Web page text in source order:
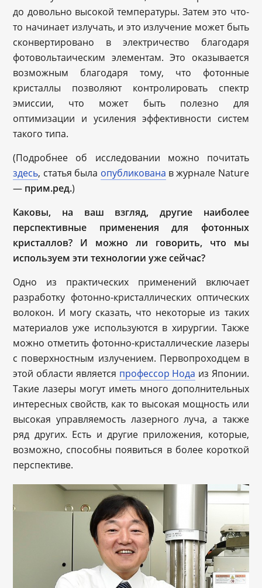
до довольно высокой температуры. Затем это что-
то начинает излучать, и это излучение может быть
сконвертировано в электричество благодаря
фотовольтаическим элементам. Это оказывается
возможным благодаря тому, что фотонные
кристаллы позволяют контролировать спектр
эмиссии, что может быть полезно для
оптимизации и усиления эффективности систем
такого типа.
(Подробнее об исследовании можно почитать
здесь, статья была опубликована в журнале Nature
— прим.ред.)
Каковы, на ваш взгляд, другие наиболее
перспективные применения для фотонных
кристаллов? И можно ли говорить, что мы
используем эти технологии уже сейчас?
Одно из практических применений включает
разработку фотонно-кристаллических оптических
волокон. И могу сказать, что некоторые из таких
материалов уже используются в хирургии. Также
можно отметить фотонно-кристаллические лазеры
с поверхностным излучением. Первопроходцем в
этой области является профессор Нода из Японии.
Такие лазеры могут иметь много дополнительных
интересных свойств, как то высокая мощность или
высокая управляемость лазерного луча, а также
ряд других. Есть и другие приложения, которые,
возможно, способны появиться в более короткой
перспективе.